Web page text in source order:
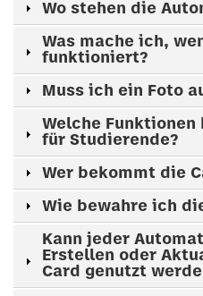
Wo stehen die
Was mache ich,
funktioniert?
Muss ich ein Foto
Welche Funktionen
für Studierende?
Wer bekommt die
Wie bewahre ich
Kann jeder
Erstellen oder
Card genutzt